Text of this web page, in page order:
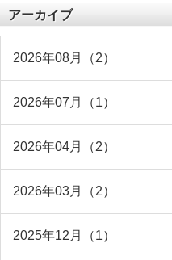
アーカイブ
2026年08月（2）
2026年07月（1）
2026年04月（2）
2026年03月（2）
2025年12月（1）